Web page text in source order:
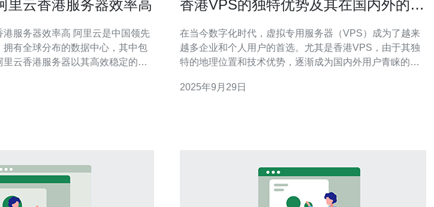
里云香港服务器效率高
率高 阿里云是中国领先
拥有全球分布的数据中心，其中包
云香港服务器以其高效稳定的性
来越重要。企业需要快速、安全
香港VPS的独特优势及其在国内外的应
在当今数字化时代，虚拟专用服务器（VPS）成为了越来
越多企业和个人用户的首选。尤其是香港VPS，由于其独
特的地理位置和技术优势，逐渐成为国内外用户青睐的对
的应用场景，并推荐合适的服务提供商。 首先，香港VPS
2025年9月29日